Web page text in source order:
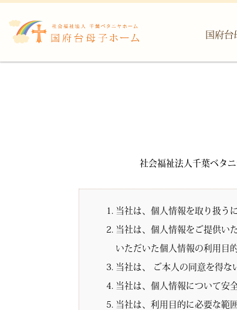
国府台
社会福祉法人千葉ベタ
当社は、個人情報を取り扱う
当社は、個人情報をご提供い
いただいた個人情報の利用目
当社は、 ご本人の同意を得な
当社は、個人情報について安
当社は、利用目的に必要な範